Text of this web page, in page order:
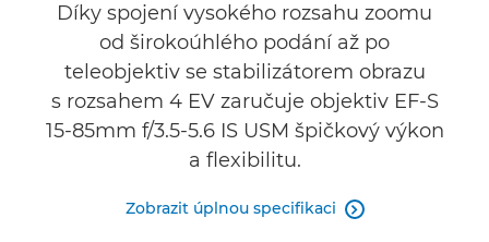
Díky spojení vysokého rozsahu zoomu
od širokoúhlého podání až po
teleobjektiv se stabilizátorem obrazu
s rozsahem 4 EV zaručuje objektiv EF-S
15-85mm f/3.5-5.6 IS USM špičkový výkon
a flexibilitu.
Zobrazit úplnou specifikaci 